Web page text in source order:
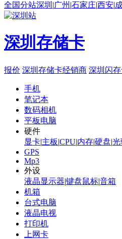
全国分站深圳 |广州 |石家庄|西安|
深圳存储卡
报价 深圳存储卡经销商 深圳闪
手机
笔记本
数码相机
平板电脑
硬件
显卡|主板|CPU|内存|硬盘|光
GPS
Mp3
外设
液晶显示器|键盘鼠标|音箱
机箱
台式电脑
液晶电视
打印机
上网卡